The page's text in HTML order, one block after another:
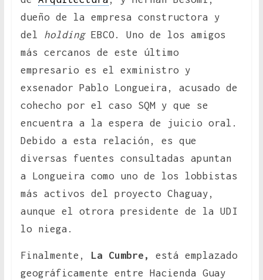
dueño de la empresa constructora y
del holdingEBCO. Uno de los amigos
más cercanos de este último
empresario es el exministro y
exsenador Pablo Longueira, acusado de
cohecho por el caso SQM y que se
encuentra a la espera de juicio oral.
Debido a esta relación, es que
diversas fuentes consultadas apuntan
a Longueira como uno de los lobbistas
más activos del proyecto Chaguay,
aunque el otrora presidente de la UDI
lo niega.
Finalmente, La Cumbre,
está emplazado
geográficamente entre Hacienda Guay